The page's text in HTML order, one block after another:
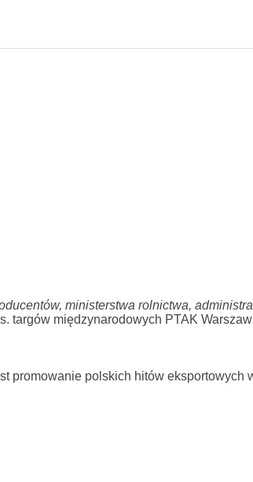
ministerstwa rolnictwa,
targów międzynarodowych PTAK
promowanie polskich hitów eksportowych